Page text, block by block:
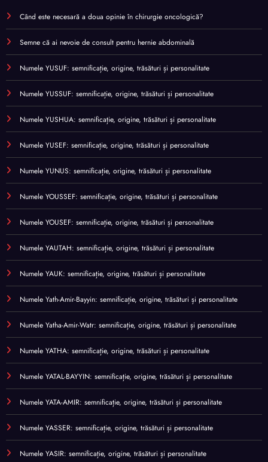
Când este necesară a doua opinie în chirurgie oncologică?
Semne că ai nevoie de consult pentru hernie abdominală
Numele YUSUF: semnificație, origine, trăsături și personalitate
Numele YUSSUF: semnificație, origine, trăsături și personalitate
Numele YUSHUA: semnificație, origine, trăsături și personalitate
Numele YUSEF: semnificație, origine, trăsături și personalitate
Numele YUNUS: semnificație, origine, trăsături și personalitate
Numele YOUSSEF: semnificație, origine, trăsături și personalitate
Numele YOUSEF: semnificație, origine, trăsături și personalitate
Numele YAUTAH: semnificație, origine, trăsături și personalitate
Numele YAUK: semnificație, origine, trăsături și personalitate
Numele Yath-Amir-Bayyin: semnificație, origine, trăsături și personalitate
Numele Yatha-Amir-Watr: semnificație, origine, trăsături și personalitate
Numele YATHA: semnificație, origine, trăsături și personalitate
Numele YATAL-BAYYIN: semnificație, origine, trăsături și personalitate
Numele YATA-AMIR: semnificație, origine, trăsături și personalitate
Numele YASSER: semnificație, origine, trăsături și personalitate
Numele YASIR: semnificație, origine, trăsături și personalitate